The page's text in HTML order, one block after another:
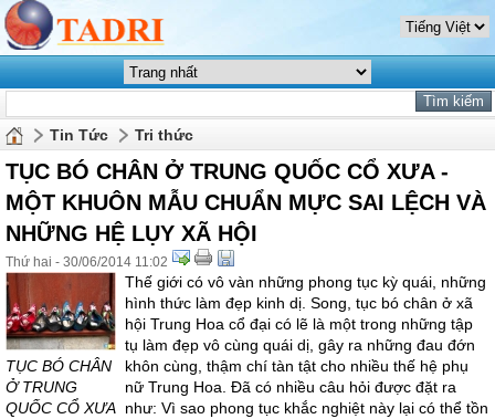
Tin Tức Tri thức
TỤC BÓ CHÂN Ở TRUNG QUỐC CỔ XƯA -
MỘT KHUÔN MẪU CHUẨN MỰC SAI LỆCH VÀ
NHỮNG HỆ LỤY XÃ HỘI
Thứ hai - 30/06/2014 11:02
TỤC BÓ CHÂN
Ở TRUNG
QUỐC CỔ XƯA
Thế giới có vô vàn những phong tục kỳ quái, những
hình thức làm đẹp kinh dị. Song, tục bó chân ở xã
hội Trung Hoa cổ đại có lẽ là một trong những tập
tụ làm đẹp vô cùng quái dị, gây ra những đau đớn
khôn cùng, thậm chí tàn tật cho nhiều thế hệ phụ
nữ Trung Hoa. Đã có nhiều câu hỏi được đặt ra
như: Vì sao phong tục khắc nghiệt này lại có thể tồn